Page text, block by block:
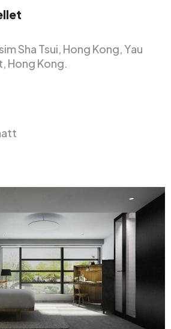
Sha Tsui, Hong Kong, Yau
Hong Kong.